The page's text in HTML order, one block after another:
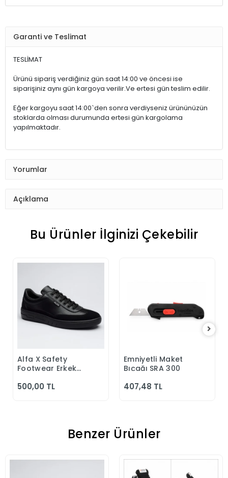
Garanti ve Teslimat
TESLİMAT
Ürünü sipariş verdiğiniz gün saat 14:00 ve öncesi ise
siparişiniz aynı gün kargoya verilir.Ve ertesi gün teslim edilir.
Eğer kargoyu saat 14:00`den sonra verdiyseniz ürününüzün
stoklarda olması durumunda ertesi gün kargolama
yapılmaktadır.
Yorumlar
Açıklama
Bu Ürünler İlginizi Çekebilir
Sepete Ekle
Alfa X Safety
Footwear Erkek
Klasik Ayakkabı
500,00 TL
Sepete Ekle
Emniyetli Maket
Bıçağı SRA 300
407,48 TL
Benzer Ürünler